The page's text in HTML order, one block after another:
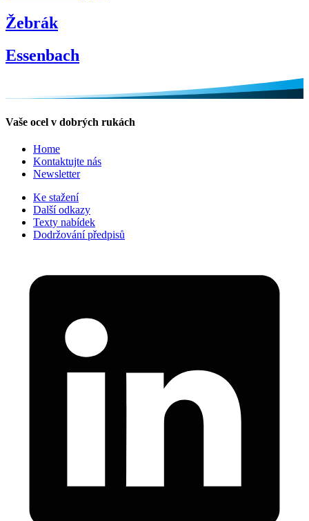
Žebrák
Essenbach
Vaše ocel v dobrých rukách
Home
Kontaktujte nás
Newsletter
Ke stažení
Další odkazy
Texty nabídek
Dodržování předpisů